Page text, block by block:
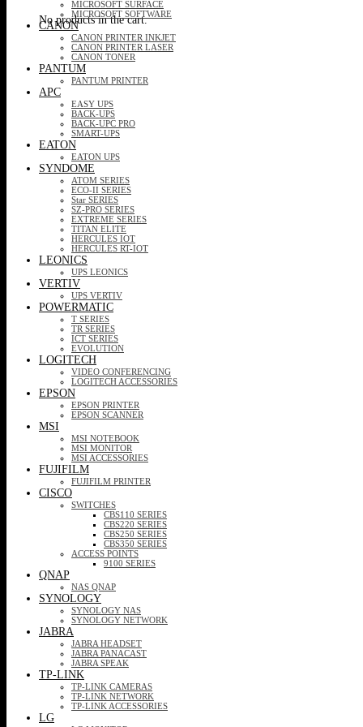
No products in the cart.
MICROSOFT SURFACE
MICROSOFT SOFTWARE
CANON
CANON PRINTER INKJET
CANON PRINTER LASER
CANON TONER
PANTUM
PANTUM PRINTER
APC
EASY UPS
BACK-UPS
BACK-UPC PRO
SMART-UPS
EATON
EATON UPS
SYNDOME
ATOM SERIES
ECO-II SERIES
Star SERIES
SZ-PRO SERIES
EXTREME SERIES
TITAN ELITE
HERCULES IOT
HERCULES RT-IOT
LEONICS
UPS LEONICS
VERTIV
UPS VERTIV
POWERMATIC
T SERIES
TR SERIES
ICT SERIES
EVOLUTION
LOGITECH
VIDEO CONFERENCING
LOGITECH ACCESSORIES
EPSON
EPSON PRINTER
EPSON SCANNER
MSI
MSI NOTEBOOK
MSI MONITOR
MSI ACCESSORIES
FUJIFILM
FUJIFILM PRINTER
CISCO
SWITCHES
CBS110 SERIES
CBS220 SERIES
CBS250 SERIES
CBS350 SERIES
ACCESS POINTS
9100 SERIES
QNAP
NAS QNAP
SYNOLOGY
SYNOLOGY NAS
SYNOLOGY NETWORK
JABRA
JABRA HEADSET
JABRA PANACAST
JABRA SPEAK
TP-LINK
TP-LINK CAMERAS
TP-LINK NETWORK
TP-LINK ACCESSORIES
LG